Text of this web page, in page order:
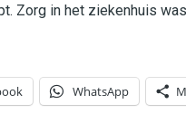
Zorg in het ziekenhuis
WhatsApp